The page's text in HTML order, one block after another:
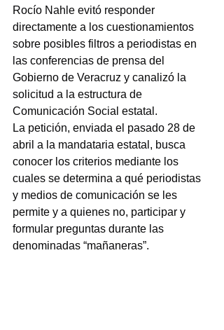
Rocío Nahle evitó responder
directamente a los cuestionamientos
sobre posibles filtros a periodistas en
las conferencias de prensa del
Gobierno de Veracruz y canalizó la
solicitud a la estructura de
Comunicación Social estatal.
La petición, enviada el pasado 28 de
abril a la mandataria estatal, busca
conocer los criterios mediante los
cuales se determina a qué periodistas
y medios de comunicación se les
permite y a quienes no, participar y
formular preguntas durante las
denominadas “mañaneras”.